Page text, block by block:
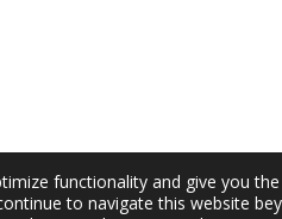
functionality and give you
to navigate this website